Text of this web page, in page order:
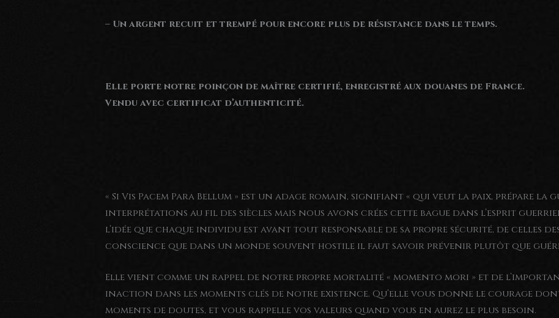
– Un argent recuit et trempé pour encore plus de résistance dans le temps.
Elle porte notre poinçon de maître certifié, enregistré aux douanes de France.
Vendu avec certificat d’authenticité.
« Si Vis Pacem Para Bellum » est un adage romain, signifiant « qui veut la paix, prépare la
interprétations au fil des siècles mais nous avons crées cette bague dans l’esprit
l’idée que chaque individu est avant tout responsable de sa propre sécurité, de celles
conscience que dans un monde souvent hostile il faut savoir prévenir plutôt que
Elle vient comme un rappel de notre propre mortalité « momento mori » et de
inaction dans les moments clés de notre existence. Qu’elle vous donne le courage
moments de doutes, et vous rappelle vos valeurs quand vous en aurez le plus besoin.